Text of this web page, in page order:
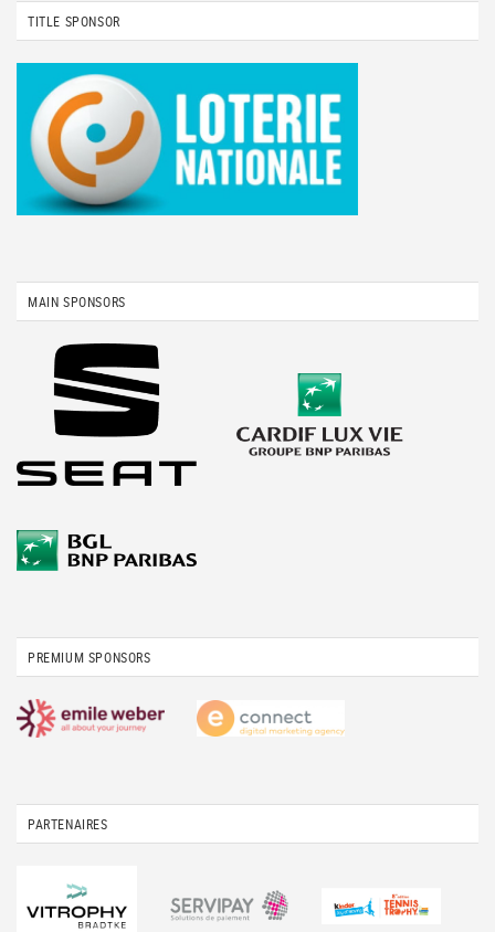
TITLE SPONSOR
MAIN SPONSORS
PREMIUM SPONSORS
PARTENAIRES